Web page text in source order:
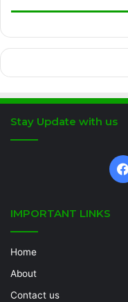
Stay Update with us
IMPORTANT LINKS
Home
About
Contact us